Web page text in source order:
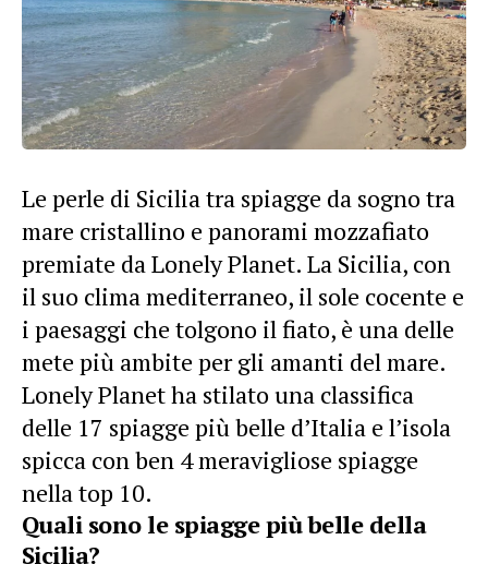
Le perle di Sicilia tra spiagge da sogno tra
mare cristallino e panorami mozzafiato
premiate da Lonely Planet. La Sicilia, con
il suo clima mediterraneo, il sole cocente e
i paesaggi che tolgono il fiato, è una delle
mete più ambite per gli amanti del mare.
Lonely Planet ha stilato una classifica
delle 17 spiagge più belle d’Italia e l’isola
spicca con ben 4 meravigliose spiagge
nella top 10.
Quali sono le spiagge più belle della
Sicilia?